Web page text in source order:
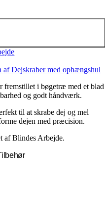
af Dejskraber med ophængshul
fremstillet i bøgetræ med et blad
og godt håndværk.
til at skrabe dej og mel
dejen med præcision.
af Blindes Arbejde.